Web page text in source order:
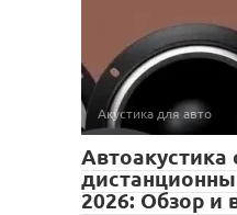
Акустика для авто
Автоакустика
2026: Обзор и